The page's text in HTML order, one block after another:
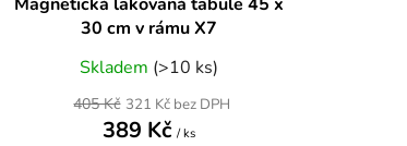
30 cm v rámu X7
Skladem (>10 ks)
321 Kč bez DPH
389 Kč/ ks
405 Kč